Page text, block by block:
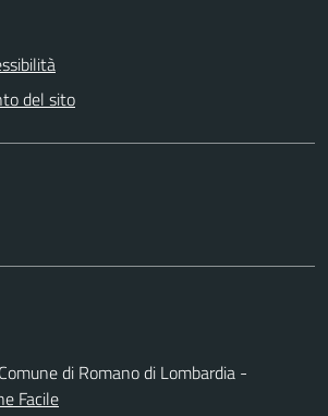
del sito
di Romano di Lombardia -
Facile